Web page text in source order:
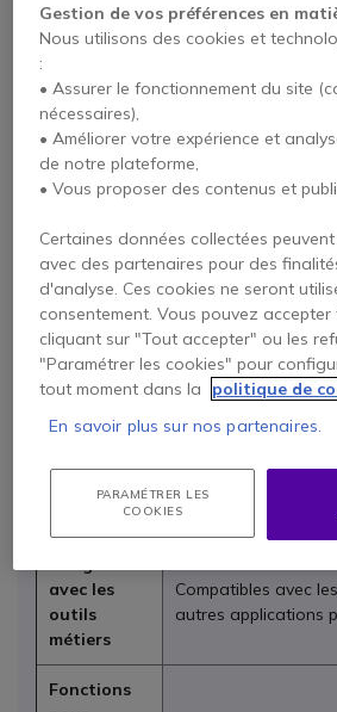
Tous les atouts de la
Les solutions Mitel , issues de l’héritage
garantissent fiabilité, compatibilité et
avec en prime un support technique
Elles sont parfaitement adaptées aux
aux hôtels, aux structures d’accueil ou
entreprises misant sur la collaboration
Sur Onedirect, accédez à l’intégralité
téléphones DECTaux systèmesUC,
solutions pour centres d’appels .
All-in-one
Plateformes
vidéo, le chat et la
et la restauration.
Solutions
évolutives
Disponibles sur site,
mode hybride.
avec les
outils
métiers
Compatibles avec
autres applications
Fonctions
Gestion de vos préférences en
Nous utilisons des cookies et
:
• Assurer le fonctionnement du site
nécessaires),
• Améliorer votre expérience et
de notre plateforme,
• Vous proposer des contenus et
Certaines données collectées
avec des partenaires pour des
d'analyse. Ces cookies ne seront
consentement. Vous pouvez
cliquant sur "Tout accepter" ou les
"Paramétrer les cookies" pour
tout moment dans la
politique de
En savoir plus sur nos partenaires.
PARAMÉTRER LES
COOKIES